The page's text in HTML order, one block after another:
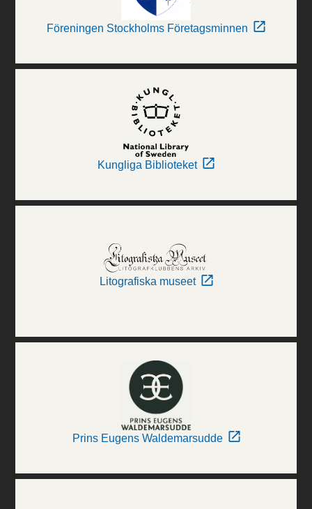
Föreningen Stockholms Företagsminnen
Kungliga Biblioteket
Litografiska museet
Prins Eugens Waldemarsudde